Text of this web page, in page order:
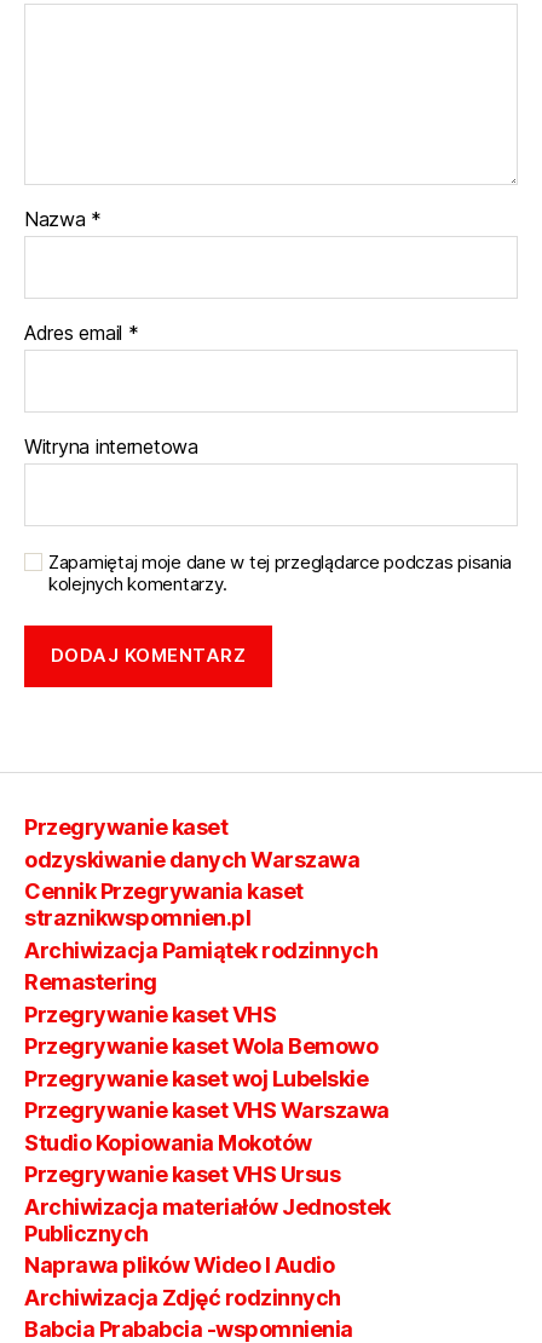
Nazwa *
Adres email *
Witryna internetowa
Zapamiętaj moje dane w tej przeglądarce podczas pisania
kolejnych komentarzy.
Przegrywanie kaset
odzyskiwanie danych Warszawa
Cennik Przegrywania kaset
straznikwspomnien.pl
Archiwizacja Pamiątek rodzinnych
Remastering
Przegrywanie kaset VHS
Przegrywanie kaset Wola Bemowo
Przegrywanie kaset woj Lubelskie
Przegrywanie kaset VHS Warszawa
Studio Kopiowania Mokotów
Przegrywanie kaset VHS Ursus
Archiwizacja materiałów Jednostek
Publicznych
Naprawa plików Wideo I Audio
Archiwizacja Zdjęć rodzinnych
Babcia Prababcia -wspomnienia